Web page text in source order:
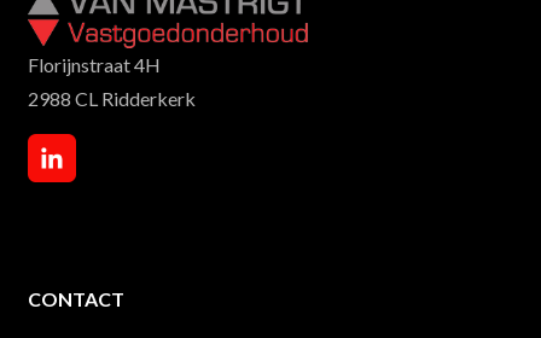
Florijnstraat 4H
2988 CL Ridderkerk
CONTACT